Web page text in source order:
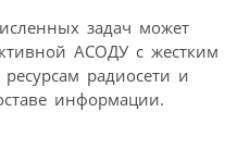
задач может
АСОДУ с жестким
радиосети и
информации.